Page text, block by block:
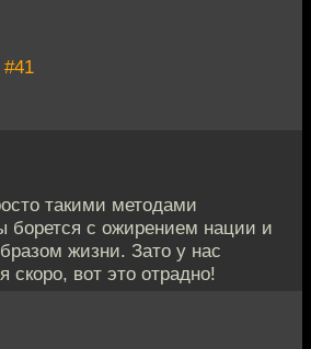
#41
такими методами
борется с ожирением нации и
жизни. Зато у нас
скоро, вот это отрадно!